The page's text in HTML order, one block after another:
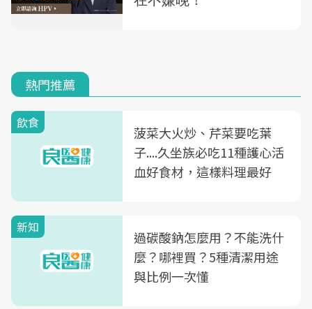
熱門推薦
飲食
菠菜大火炒、芹菜要吃葉
子....久坐族必吃11種護心活
血好食材，這樣料理最好
新知
過碳酸鈉怎麼用？不能洗什
麼？哪裡買？5種清潔用途
與比例一次懂